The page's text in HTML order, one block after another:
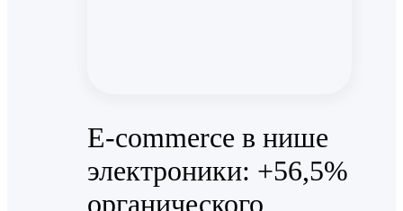
E-commerce в нише
электроники: +56,5%
органического